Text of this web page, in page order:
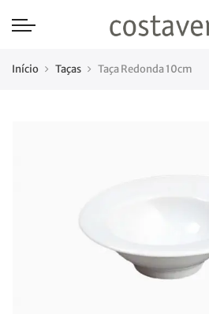
Início Taças Taça Redonda 10cm